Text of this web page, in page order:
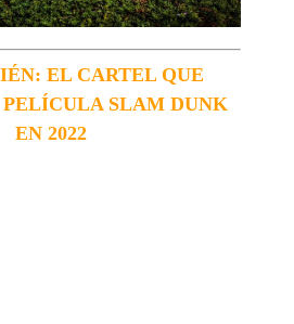
EL CARTEL QUE
SLAM DUNK
EN 2022